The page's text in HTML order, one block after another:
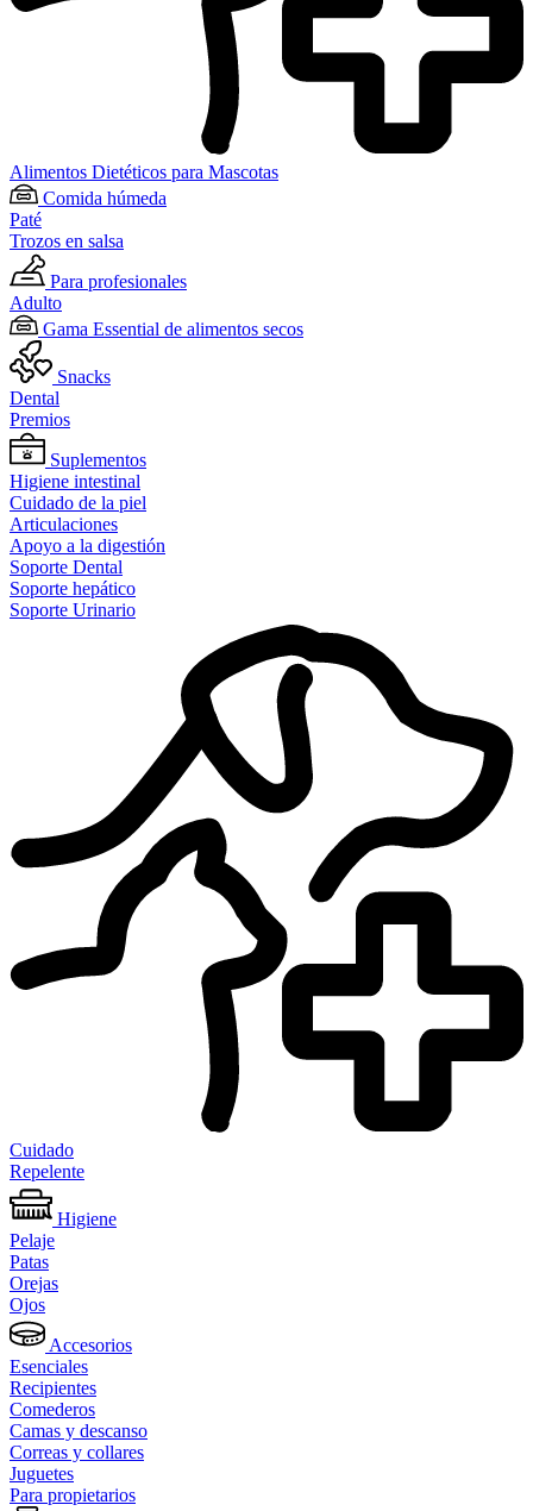
Alimentos Dietéticos para Mascotas
Comida húmeda
Paté
Trozos en salsa
Para profesionales
Adulto
Gama Essential de alimentos secos
Snacks
Dental
Premios
Suplementos
Higiene intestinal
Cuidado de la piel
Articulaciones
Apoyo a la digestión
Soporte Dental
Soporte hepático
Soporte Urinario
Cuidado
Repelente
Higiene
Pelaje
Patas
Orejas
Ojos
Accesorios
Esenciales
Recipientes
Comederos
Camas y descanso
Correas y collares
Juguetes
Para propietarios